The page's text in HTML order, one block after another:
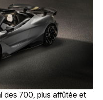
des 700, plus affûtée et